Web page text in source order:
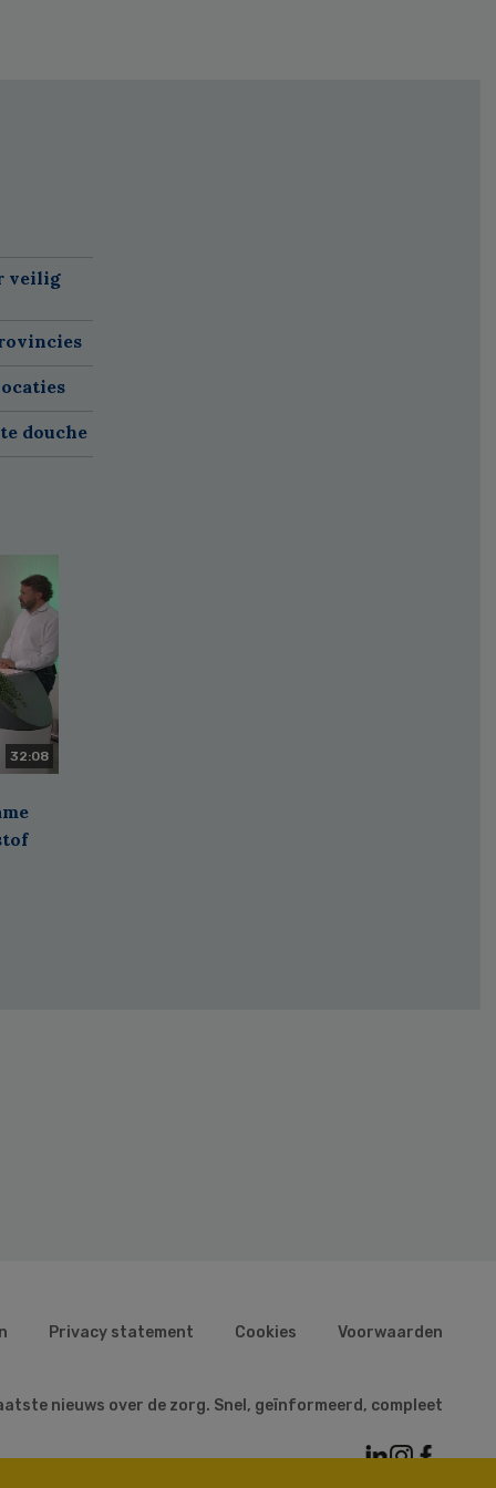
veilig
douche
32:08
Privacy statement Cookies Voorwaarden
nieuws over de zorg. Snel, geïnformeerd, compleet